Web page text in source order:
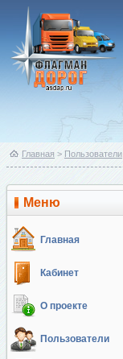
Главная > Пользователи
Меню
Главная
Кабинет
О проекте
Пользователи